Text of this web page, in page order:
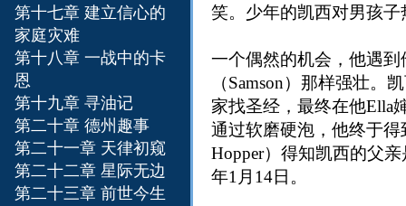
笑。少年的凯西对男孩
一个偶然的机会，他遇
（Samson）那样强壮
家找圣经，最终在他Ella
通过软磨硬泡，他终于
Hopper）得知凯西的父
年1月14日。
第十七章 建立信心的
家庭灾难
第十八章 一战中的卡
恩
第十九章 寻油记
第二十章 德州趣事
第二十一章 天律初窥
第二十二章 星际无边
第二十三章 前世今生